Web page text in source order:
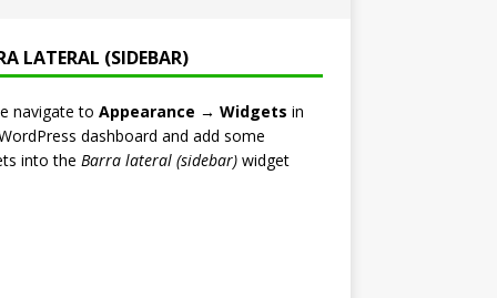
LATERAL (SIDEBAR)
navigate to Appearance → Widgets in
dashboard and add some
into the Barra lateral (sidebar)widget